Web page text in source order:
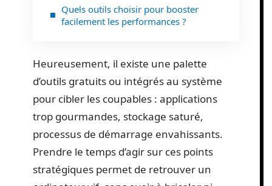
Quels outils choisir pour booster
facilement les performances ?
Heureusement, il existe une palette
d’outils gratuits ou intégrés au système
pour cibler les coupables : applications
trop gourmandes, stockage saturé,
processus de démarrage envahissants.
Prendre le temps d’agir sur ces points
stratégiques permet de retrouver un